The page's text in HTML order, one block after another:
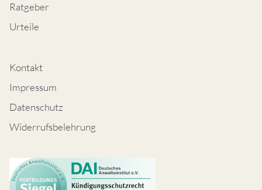
Ratgeber
Urteile
Kontakt
Impressum
Datenschutz
Widerrufsbelehrung